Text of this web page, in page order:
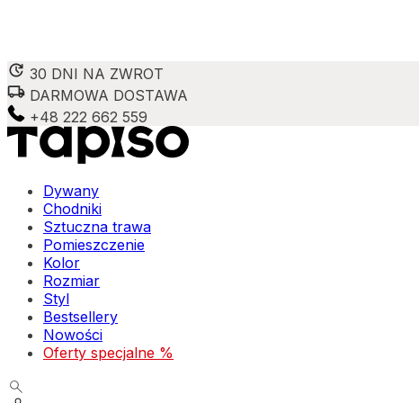
30 DNI NA ZWROT
DARMOWA DOSTAWA
+48 222 662 559
Dywany
Chodniki
Sztuczna trawa
Pomieszczenie
Kolor
Rozmiar
Styl
Bestsellery
Nowości
Oferty specjalne %